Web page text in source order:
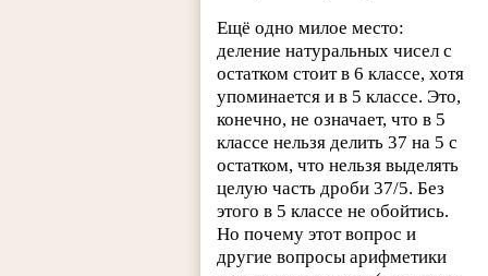
Ещё одно милое место:
деление натуральных чисел с
остатком стоит в 6 классе, хотя
упоминается и в 5 классе. Это,
конечно, не означает, что в 5
классе нельзя делить 37 на 5 с
остатком, что нельзя выделять
целую часть дроби 37/5. Без
этого в 5 классе не обойтись.
Но почему этот вопрос и
другие вопросы арифметики